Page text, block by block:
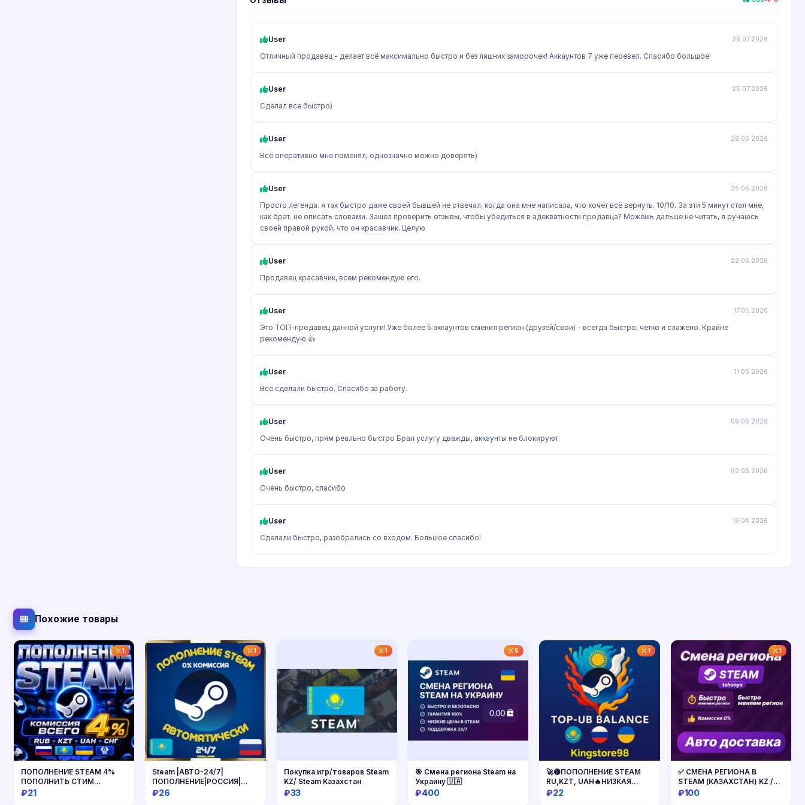
User 26.07.2026
Отличный продавец - делает всё максимально быстро и без лишних заморочек! Аккаунтов 7 уже перевел. Спасибо большое!
User 25.07.2026
Сделал все быстро)
User 28.06.2026
Всё оперативно мне поменял, однозначно можно доверять)
User 25.06.2026
Просто легенда. я так быстро даже своей бывшей не отвечал, когда она мне написала, что хочет всё вернуть. 10/10. За эти 5 минут стал мне,
как брат. не описать словами. Зашёл проверить отзывы, чтобы убедиться в адекватности продавца? Можешь дальше не читать, я ручаюсь
своей правой рукой, что он красавчик. Целую
User 22.06.2026
Продавец красавчик, всем рекомендую его.
User 17.05.2026
Это ТОП-продавец данной услуги! Уже более 5 аккаунтов сменил регион (друзей/свои) - всегда быстро, четко и слажено. Крайне
рекомендую 👍
User 11.05.2026
Все сделали быстро. Спасибо за работу.
User 06.05.2026
Очень быстро, прям реально быстро Брал услугу дважды, аккаунты не блокируют
User 02.05.2026
Очень быстро, спасибо
User 19.04.2026
Сделали быстро, разобрались со входом. Большое спасибо!
Похожие товары
1
ПОПОЛНЕНИЕ STEAM 4%
ПОПОЛНИТЬ СТИМ
РОССИЯ КАЗАХСТАН
₽21
1
Steam |АВТО-24/7|
ПОПОЛНЕНИЕ|РОССИЯ|
КАЗАХСТАН|УКРАИНА
₽26
1
Покупка игр/товаров Steam
KZ/ Steam Казахстан
₽33
5
🎯 Смена региона Steam на
Украину 🇺🇦
₽400
1
🚀🟡ПОПОЛНЕНИЕ STEAM
RU,KZT, UAH🔥НИЗКАЯ
КОМИССИЯ💎
₽22
1
✅ СМЕНА РЕГИОНА В
STEAM (КАЗАХСТАН) KZ /
ТЕНГЕ
₽100